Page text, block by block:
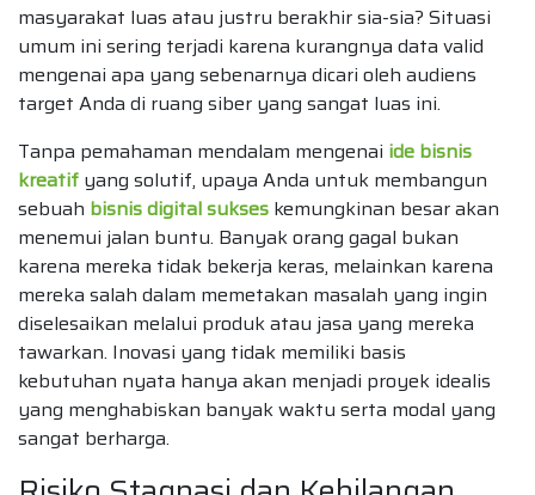
masyarakat luas atau justru berakhir sia-sia? Situasi
umum ini sering terjadi karena kurangnya data valid
mengenai apa yang sebenarnya dicari oleh audiens
target Anda di ruang siber yang sangat luas ini.
Tanpa pemahaman mendalam mengenai ide bisnis
kreatif yang solutif, upaya Anda untuk membangun
sebuah bisnis digital sukses kemungkinan besar akan
menemui jalan buntu. Banyak orang gagal bukan
karena mereka tidak bekerja keras, melainkan karena
mereka salah dalam memetakan masalah yang ingin
diselesaikan melalui produk atau jasa yang mereka
tawarkan. Inovasi yang tidak memiliki basis
kebutuhan nyata hanya akan menjadi proyek idealis
yang menghabiskan banyak waktu serta modal yang
sangat berharga.